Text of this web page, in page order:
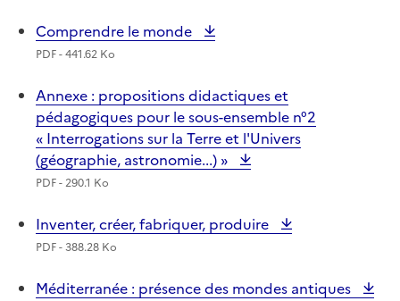
Comprendre le monde
PDF - 441.62 Ko
Annexe : propositions didactiques et
pédagogiques pour le sous-ensemble n°2
« Interrogations sur la Terre et l'Univers
(géographie, astronomie...) »
PDF - 290.1 Ko
Inventer, créer, fabriquer, produire
PDF - 388.28 Ko
Méditerranée : présence des mondes antiques